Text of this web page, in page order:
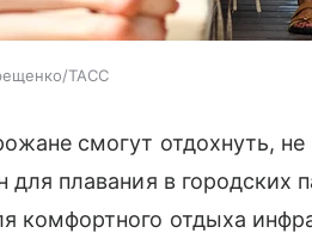
ТАСС
смогут отдохнуть,
для плавания в
комфортного отдыха